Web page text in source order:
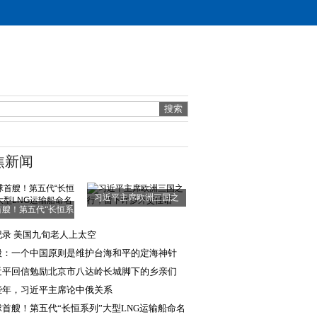
新闻
！第五代“长恒系
习近平主席欧洲三国之
录 美国九旬老人上太空
：一个中国原则是维护台海和平的定海神针
平回信勉励北京市八达岭长城脚下的乡亲们
年，习近平主席论中俄关系
艘！第五代“长恒系列”大型LNG运输船命名